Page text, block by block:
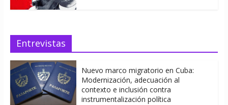
Entrevistas
Nuevo marco migratorio en Cuba:
Modernización, adecuación al
contexto e inclusión contra
instrumentalización política